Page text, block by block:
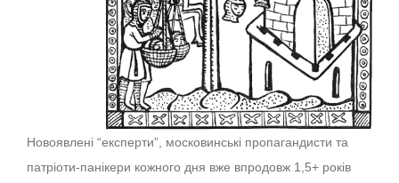
Новоявлені “експерти”, московинські пропагандисти та
патріоти-панікери кожного дня вже впродовж 1,5+ років